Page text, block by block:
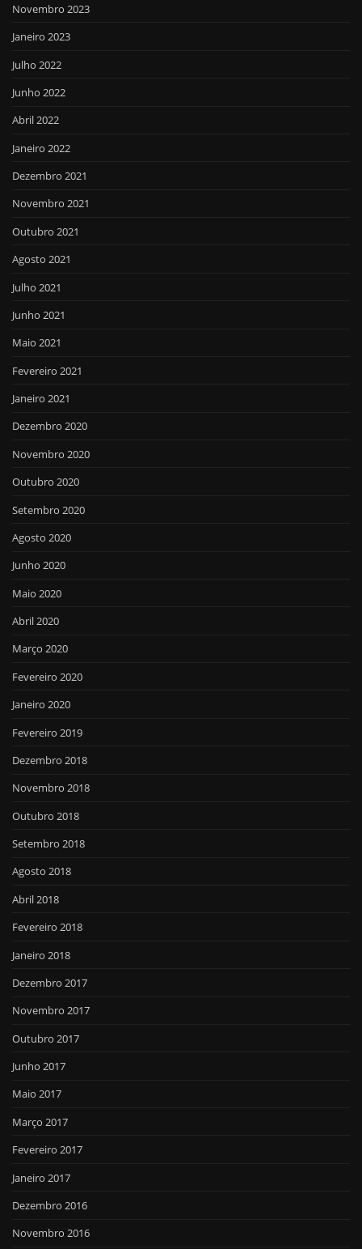
Novembro 2023
Janeiro 2023
Julho 2022
Junho 2022
Abril 2022
Janeiro 2022
Dezembro 2021
Novembro 2021
Outubro 2021
Agosto 2021
Julho 2021
Junho 2021
Maio 2021
Fevereiro 2021
Janeiro 2021
Dezembro 2020
Novembro 2020
Outubro 2020
Setembro 2020
Agosto 2020
Junho 2020
Maio 2020
Abril 2020
Março 2020
Fevereiro 2020
Janeiro 2020
Fevereiro 2019
Dezembro 2018
Novembro 2018
Outubro 2018
Setembro 2018
Agosto 2018
Abril 2018
Fevereiro 2018
Janeiro 2018
Dezembro 2017
Novembro 2017
Outubro 2017
Junho 2017
Maio 2017
Março 2017
Fevereiro 2017
Janeiro 2017
Dezembro 2016
Novembro 2016